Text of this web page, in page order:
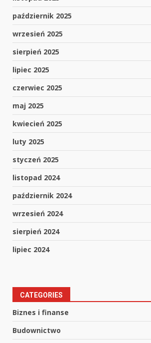
październik 2025
wrzesień 2025
sierpień 2025
lipiec 2025
czerwiec 2025
maj 2025
kwiecień 2025
luty 2025
styczeń 2025
listopad 2024
październik 2024
wrzesień 2024
sierpień 2024
lipiec 2024
CATEGORIES
Biznes i finanse
Budownictwo